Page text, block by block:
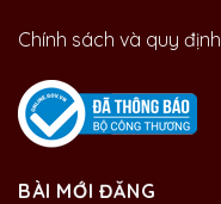
Chính sách và quy định
BÀI MỚI ĐĂNG